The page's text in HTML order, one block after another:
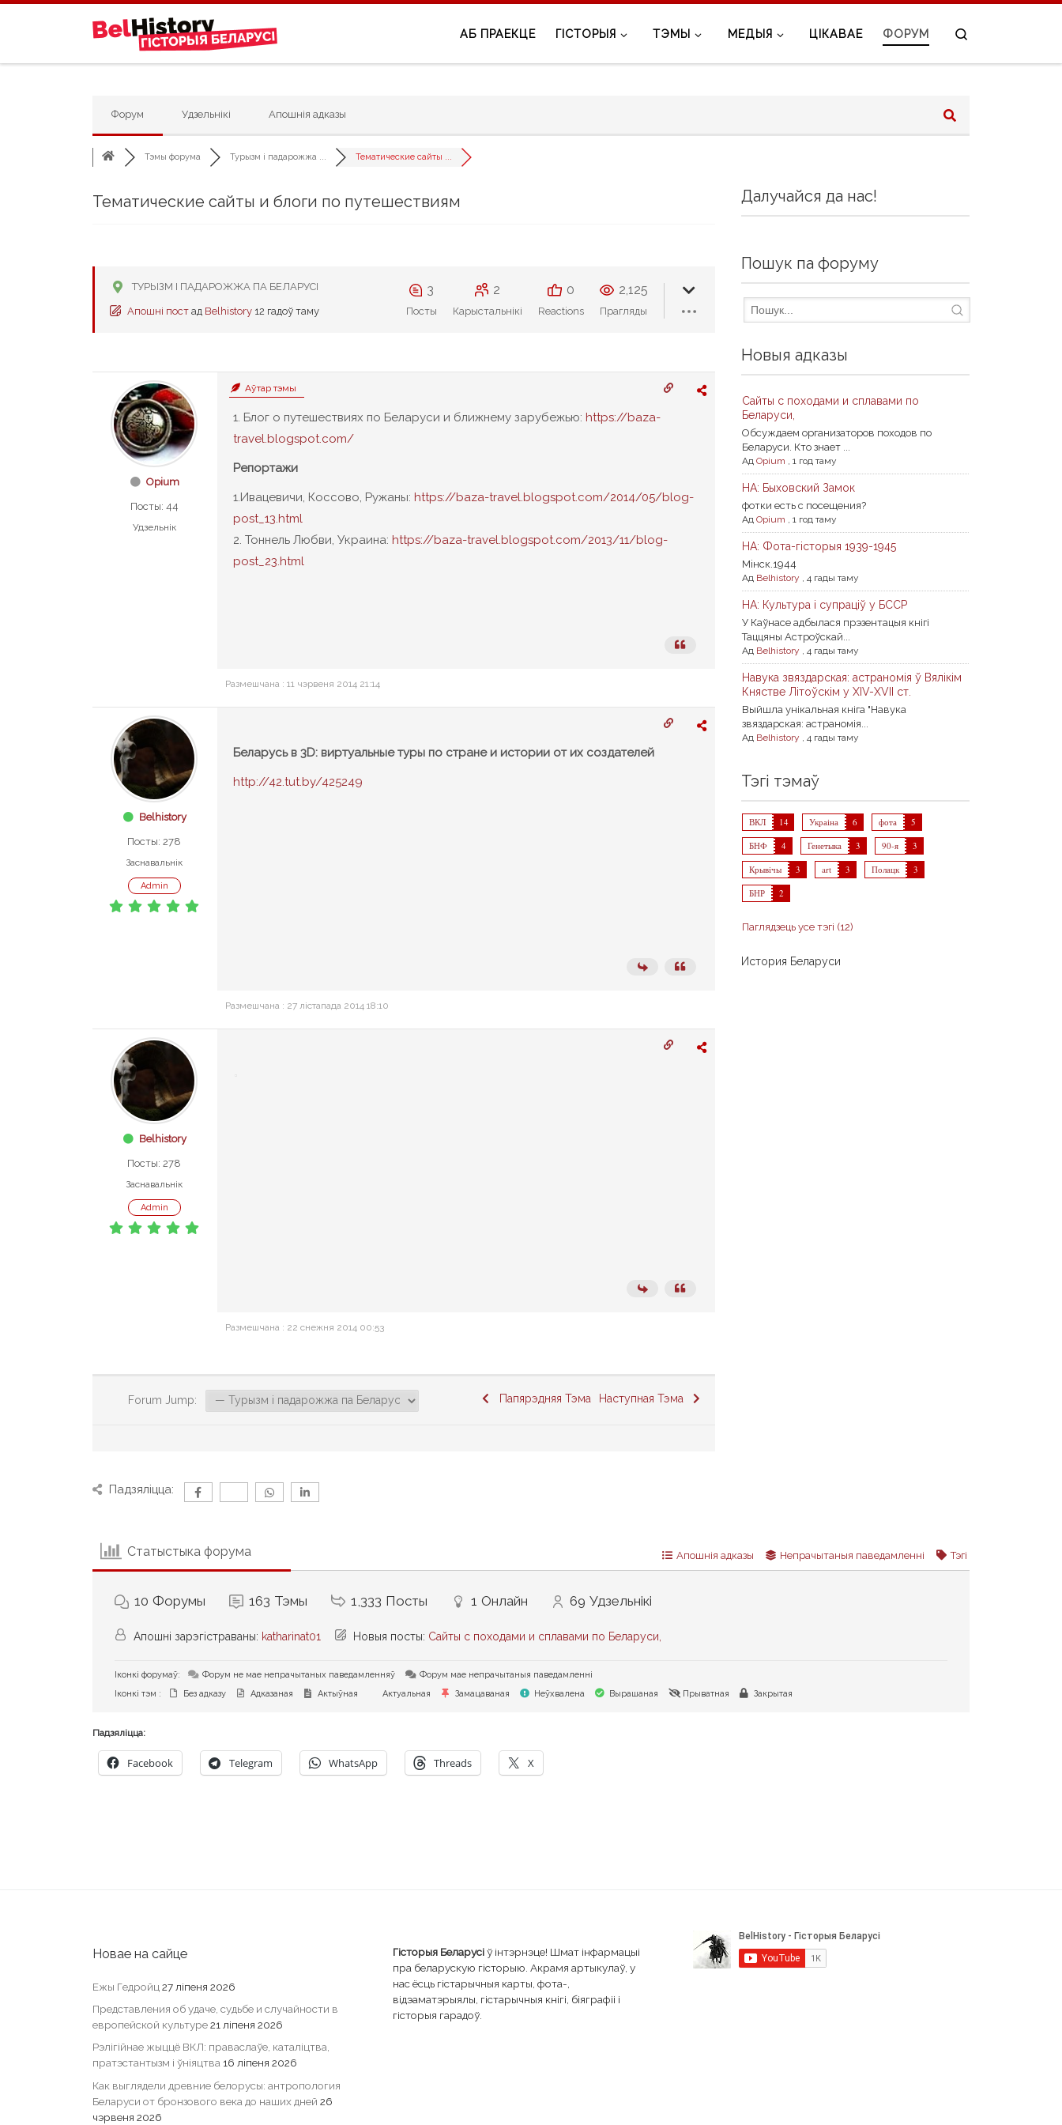
Skip to content
АБ ПРАЕКЦЕ ГІСТОРЫЯ ТЭМЫ МЕДЫЯ ЦІКАВАЕ ФОРУМ
Форум Удзельнікі Апошнія адказы
Тэмы форума Турызм і падарожжа ... Тематические сайты ...
Тематические сайты и блоги по путешествиям
ТУРЫЗМ І ПАДАРОЖЖА ПА БЕЛАРУСІ
Апошні пост ад Belhistory 12 гадоў таму
3
Посты
2
Карыстальнікі
0
Reactions
2,125
Прагляды
Opium
Посты: 44
Удзельнік
Аўтар тэмы
1. Блог о путешествиях по Беларуси и ближнему зарубежью: https://baza-
travel.blogspot.com/
Репортажи
1.Ивацевичи, Коссово, Ружаны: https://baza-travel.blogspot.com/2014/05/blog-
post_13.html
2. Тоннель Любви, Украина: https://baza-travel.blogspot.com/2013/11/blog-
post_23.html
Размешчана : 11 чэрвеня 2014 21:14
Belhistory
Посты: 278
Заснавальнік
Admin
Беларусь в 3D: виртуальные туры по стране и истории от их создателей
http://42.tut.by/425249
Размешчана : 27 лістапада 2014 18:10
Belhistory
Посты: 278
Заснавальнік
Admin
Далучайся да нас!
Пошук па форуму
Новыя адказы
Сайты с походами и сплавами по
Беларуси,
Обсуждаем организаторов походов по
Беларуси. Кто знает ...
АдOpium ,1 год таму
НА: Быховский Замок
фотки есть с посещения?
АдOpium ,1 год таму
НА: Фота-гісторыя 1939-1945
Мiнск.1944
Ад Belhistory ,4 гады таму
НА: Культура і супраціў у БССР
У Каўнасе адбылася прэзентацыя кнігі
Таццяны Астроўскай...
Ад Belhistory ,4 гады таму
Навука звяздарская: астраномія ў Вялікім
Княстве Літоўскім у XIV-XVII ст.
Выйшла унікальная кніга "Навука
звяздарская: астраномія...
Ад Belhistory ,4 гады таму
Тэгі тэмаў
ВКЛ 14 Украіна 6 фота
5
БНФ
4 Генетыка 3 90-я
3
Крывічы
3 art 3 Полацк
3
БНР
2
Паглядзець усе тэгі (12)
История Беларуси
Актуальная Замацаваная Неўхвалена Вырашаная Прыватная Закрытая
Падзяліцца:
Facebook Telegram WhatsApp Threads